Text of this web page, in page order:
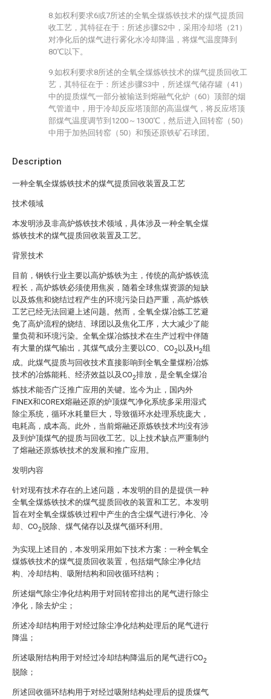
Description
一种全氧全煤炼铁技术的煤气提质回收装置及工艺
技术领域
本发明涉及非高炉炼铁技术领域，具体涉及一种全氧全煤
炼铁技术的煤气提质回收装置及工艺。
背景技术
目前，钢铁行业主要以高炉炼铁为主，传统的高炉炼铁流
程长，高炉炼铁必须使用焦炭，随着全球焦煤资源的短缺
以及炼焦和烧结过程产生的环境污染日趋严重，高炉炼铁
工艺已经无法回避上述问题。然而，全氧全煤冶炼工艺避
免了高炉流程的烧结、球团以及焦化工序，大大减少了能
量负荷和环境污染。全氧全煤冶炼技术在生产过程中伴随
有大量的煤气输出，其煤气成分主要以CO、CO2 以及H2组
成。此煤气提质与回收技术直接影响到全氧全量煤粉冶炼
技术的冶炼能耗、经济效益以及CO2排放，是全氧全煤冶
炼技术能否广泛推广应用的关键。迄今为止，国内外
FINEX和COREX熔融还原的炉顶煤气净化系统多采用湿式
除尘系统，循环水耗量巨大，导致循环水处理系统庞大，
电耗高，成本高。此外，当前熔融还原炼铁技术均没有涉
及到炉顶煤气的提质与回收工艺。以上技术缺点严重制约
了熔融还原炼铁技术的发展和推广应用。
发明内容
针对现有技术存在的上述问题，本发明的目的是提供一种
全氧全煤炼铁技术的煤气提质回收的装置和工艺。本发明
旨在对全氧全煤炼铁过程中产生的含尘煤气进行净化、冷
却、CO2 脱除、煤气储存以及煤气循环利用。
为实现上述目的，本发明采用如下技术方案：一种全氧全
煤炼铁技术的煤气提质回收装置，包括烟气除尘净化结
构、冷却结构、吸附结构和回收循环结构；
所述烟气除尘净化结构用于对回转窑排出的尾气进行除尘
净化，除去炉尘；
所述冷却结构用于对经过除尘净化结构处理后的尾气进行
降温；
所述吸附结构用于对经过冷却结构降温后的尾气进行CO2
脱除；
所述回收循环结构用于对经过吸附结构处理后的提质煤气
8.如权利要求6或7所述的全氧全煤炼铁技术的煤气提质回
收工艺，其特征在于：所述步骤S2中，采用冷却塔（21）
对净化后的煤气进行雾化水冷却降温，将煤气温度降到
80℃以下。
9.如权利要求8所述的全氧全煤炼铁技术的煤气提质回收工
艺，其特征在于：所述步骤S3中，所述煤气储存罐（41）
中的提质煤气一部分被输送到熔融气化炉（60）顶部的烟
气管道中，用于冷却反应塔顶部的高温煤气，将反应塔顶
部煤气温度调节到1200～1300℃，然后进入回转窑（50）
中用于加热回转窑（50）和预还原铁矿石球团。